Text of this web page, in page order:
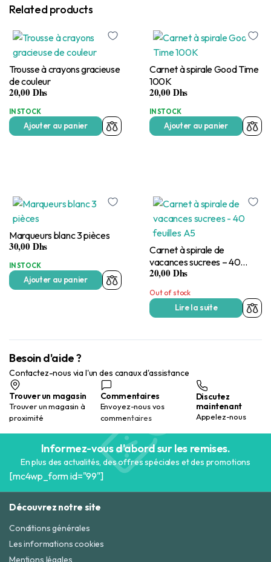
Related products
Trousse à crayons gracieuse
de couleur
20,00Dhs
IN STOCK
Ajouter au panier
Carnet à spirale Good Time
100K
20,00Dhs
IN STOCK
Ajouter au panier
Marqueurs blanc 3 pièces
30,00Dhs
IN STOCK
Ajouter au panier
Carnet à spirale de
vacances sucrees – 40
feuilles A5
20,00Dhs
Out of stock
Lire la suite
Besoin d'aide ?
Contactez-nous via l'un des canaux d'assistance
Trouver un magasin
Trouver un magasin à
proximité
Commentaires
Envoyez-nous vos
commentaires
Discutez
maintenant
Appelez-nous
Informez-vous d'abord sur les remises.
En plus des actualités, des offres spéciales et des promotions
[mc4wp_form id="99"]
Découvrez notre site
Conditions générales
Les informations cookies
Mentions légales